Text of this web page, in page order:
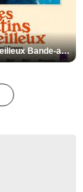
Les Matins merveilleux Bande-annonce VF